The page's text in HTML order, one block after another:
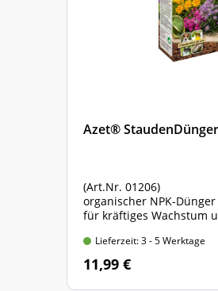
Azet® StaudenDünger
(Art.Nr. 01206)
organischer NPK-Dünger
für kräftiges Wachstum
Lieferzeit: 3 - 5 Werktage
11,99 €